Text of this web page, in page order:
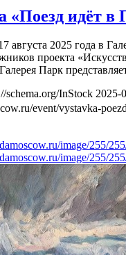
«Поезд идёт в
августа 2025 года в
проекта
Парк
schema.org/InStock 2025-
event/vystavka-
image/255/
image/255/